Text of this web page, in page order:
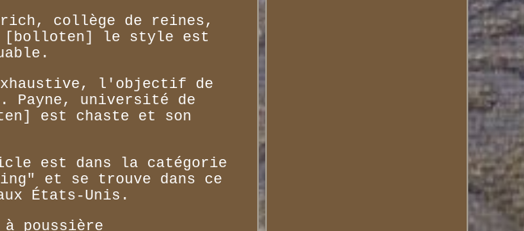
collège de reines,
[bolloten] le style est
l'objectif de
université de
est chaste et son
est dans la catégorie
et se trouve dans ce
États-Unis.
poussière